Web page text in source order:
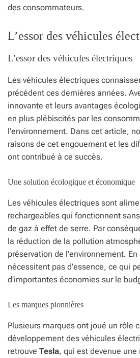
des consommateurs.
L’essor des véhicules
L’essor des véhicules électriques
Les véhicules électriques
précédent ces dernières années.
innovante et leurs avantages
en plus plébiscités par les
l’environnement. Dans cet article,
raisons de cet engouement et les
ont contribué à ce succès.
Une solution écologique et économique
Les véhicules électriques sont
rechargeables qui fonctionnent
de gaz à effet de serre. Par
la réduction de la pollution
préservation de l’environnement.
nécessitent pas d’essence, ce qui
d’importantes économies sur le
Les marques pionnières
Plusieurs marques ont joué un rôle
développement des véhicules
retrouve Tesla, qui est devenue